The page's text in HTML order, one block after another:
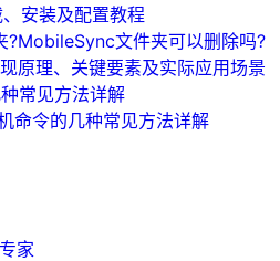
安装及配置教程
文件夹可以删除吗?
原理、关键要素及实际应用场景
常见方法详解
命令的几种常见方法详解
家